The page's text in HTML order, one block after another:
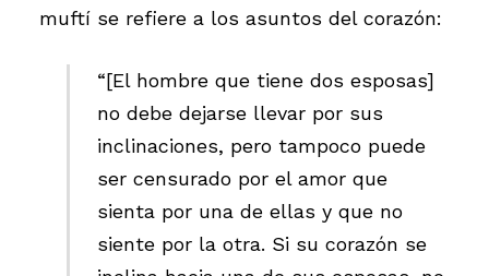
muftí se refiere a los asuntos del corazón:
“[El hombre que tiene dos esposas]
no debe dejarse llevar por sus
inclinaciones, pero tampoco puede
ser censurado por el amor que
sienta por una de ellas y que no
siente por la otra. Si su corazón se